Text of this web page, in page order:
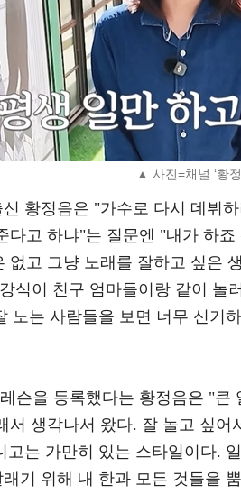
▲ 사진=채널 ‘황정
황정음은 "가수로 다시 데뷔
다고 하냐"는 질문엔 "내가 하
없고 그냥 노래를 잘하고 싶은
식이 친구 엄마들이랑 같이 놀
노는 사람들을 보면 너무 신기
슨을 등록했다는 황정음은 "
서 생각나서 왔다. 잘 놀고 싶
고는 가만히 있는 스타일이다.
기 위해 내 한과 모든 것들을